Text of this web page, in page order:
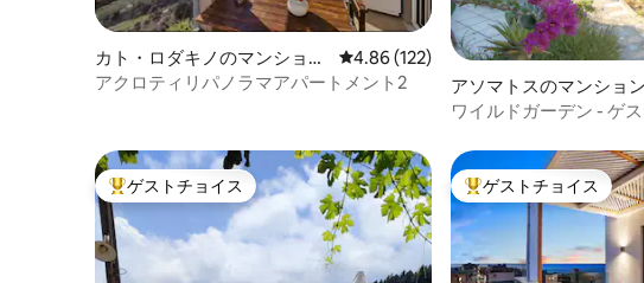
カト・ロダキノのマンショ
ン・アパート
レビュー122件、5つ星中4.86つ星の
4.86 (122)
アクロティリパノラマアパートメント2
アソマトスのマンショ
パート
ワイルドガーデン - ゲ
大好評のゲストチョイスです。
ゲストチョイス 大好評のゲストチョイ
ゲストチョイス